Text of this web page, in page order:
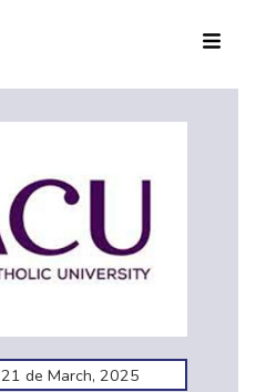
21 de March, 2025